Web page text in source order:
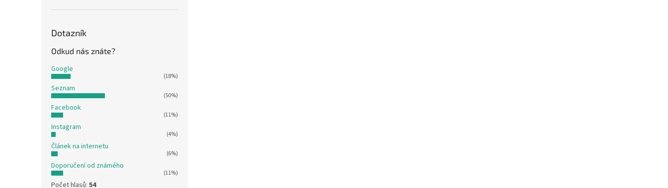
Dotazník
Odkud nás znáte?
Google
(18%)
Seznam
(50%)
Facebook
(11%)
Instagram
(4%)
Článek na internetu
(6%)
Doporučení od známého
(11%)
Počet hlasů: 54